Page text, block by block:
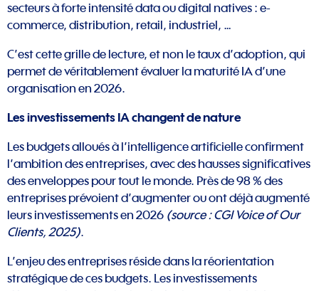
secteurs à forte intensité data ou digital natives : e-
commerce, distribution, retail, industriel, …
C’est cette grille de lecture, et non le taux d’adoption, qui
permet de véritablement évaluer la maturité IA d’une
organisation en 2026.
Les investissements IA changent de nature
Les budgets alloués à l’intelligence artificielle confirment
l’ambition des entreprises, avec des hausses significatives
des enveloppes pour tout le monde. Près de 98 % des
entreprises prévoient d’augmenter ou ont déjà augmenté
leurs investissements en 2026 (source : CGI Voice of Our
Clients, 2025).
L’enjeu des entreprises réside dans la réorientation
stratégique de ces budgets. Les investissements